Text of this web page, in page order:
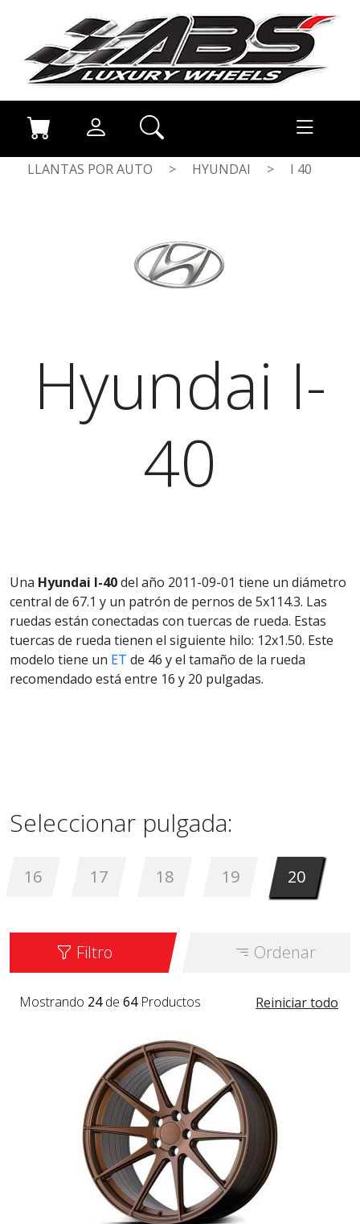
LLANTAS POR AUTO > HYUNDAI > I 40
Hyundai I-
40
Una Hyundai I-40del año 2011-09-01 tiene un diámetro
central de 67.1 y un patrón de pernos de 5x114.3. Las
ruedas están conectadas con tuercas de rueda. Estas
tuercas de rueda tienen el siguiente hilo: 12x1.50. Este
modelo tiene un ET de 46 y el tamaño de la rueda
recomendado está entre 16 y 20 pulgadas.
Seleccionar pulgada:
16 17 18 19 20
Filtro Ordenar
Reiniciar todo
Mostrando 24de 64Productos